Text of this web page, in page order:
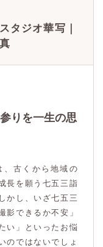
タジオ華写｜
りを一生の思
、古くから地域の
長を願う七五三詣
かし、いざ七五三
影できるか不安」
い」といったお悩
のではないでしょ